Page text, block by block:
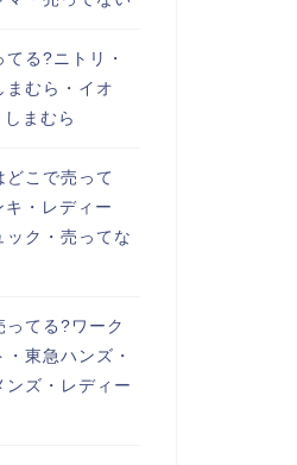
る?ニトリ・
まむら・イオ
まむら
こで売って
・レディー
ック・売ってな
ってる?ワーク
東急ハンズ・
ンズ・レディー